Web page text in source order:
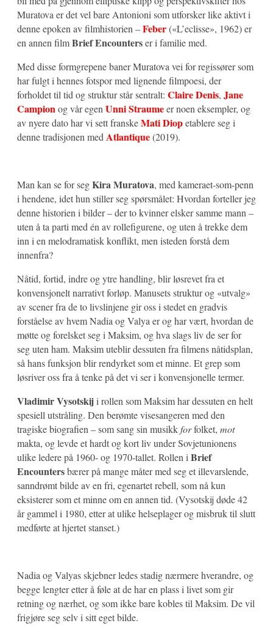
Muratova er det vel bare Antonioni som utforsker like aktivt i
denne epoken av filmhistorien –Feber(«L’eclisse», 1962) er
en annen filmBrief Encounterser i familie med.
Med disse formgrepene baner Muratova vei for regissører som
har fulgt i hennes fotspor med lignende filmpoesi, der
forholdet til tid og struktur står sentralt: Claire Denis, Jane
Campionog vår egen Unni Straumeer noen eksempler, og
av nyere dato har vi sett franskeMati Diopetablere seg i
denne tradisjonen med Atlantique(2019).
Man kan se for segKira Muratova, med kameraet-som-penn
i hendene, idet hun stiller seg spørsmålet: Hvordan forteller jeg
denne historien i bilder – der to kvinner elsker samme mann –
uten å ta parti med én av rollefigurene, og uten å trekke dem
inn i en melodramatisk konflikt, men isteden forstå dem
innenfra?
Nåtid, fortid, indre og ytre handling, blir løsrevet fra et
konvensjonelt narrativt forløp. Manusets struktur og «utvalg»
av scener fra de to livslinjene gir oss i stedet en gradvis
forståelse av hvem Nadia og Valya er og har vært, hvordan de
møtte og forelsket seg i Maksim, og hva slags liv de ser for
seg uten ham. Maksim uteblir dessuten fra filmens nåtidsplan,
så hans funksjon blir rendyrket som et minne. Et grep som
løsriver oss fra å tenke på det vi ser i konvensjonelle termer.
Vladimir Vysotskiji rollen som Maksim har dessuten en helt
spesiell utstråling. Den berømte visesangeren med den
tragiske biografien – som sang sin musikkforfolket, mot
makta, og levde et hardt og kort liv under Sovjetunionens
ulike ledere på 1960- og 1970-tallet. Rollen i Brief
Encountersbærer på mange måter med seg et illevarslende,
sanndrømt bilde av en fri, egenartet rebell, som nå kun
eksisterer som et minne om en annen tid. (Vysotskij døde 42
år gammel i 1980, etter at ulike helseplager og misbruk til slutt
medførte at hjertet stanset.)
Nadia og Valyas skjebner ledes stadig nærmere hverandre, og
begge lengter etter å føle at de har en plass i livet som gir
retning og nærhet, og som ikke bare kobles til Maksim. De vil
frigjøre seg selv i sitt eget bilde.